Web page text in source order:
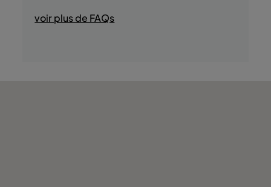
- Promenades à cheval
- Boutiques
voir plus de FAQs